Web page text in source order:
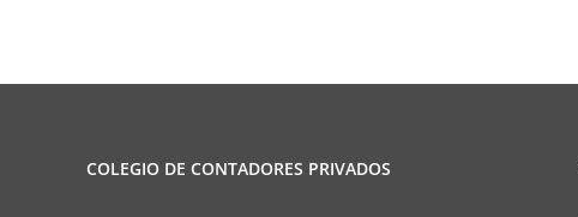
profesionales
COLEGIO DE CONTADORES PRIVADOS